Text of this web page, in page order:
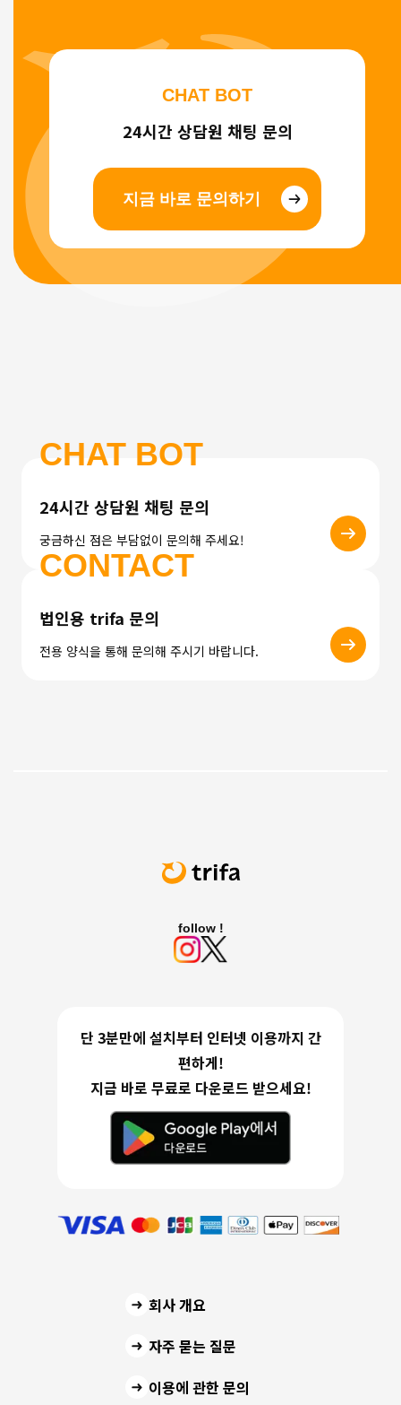
CHAT BOT
24시간 상담원 채팅 문의
지금 바로 문의하기
CHAT BOT
24시간 상담원 채팅 문의
궁금하신 점은 부담없이 문의해 주세요!
CONTACT
법인용 trifa 문의
전용 양식을 통해 문의해 주시기 바랍니다.
follow !
단 3분만에 설치부터 인터넷 이용까지 간
편하게!
지금 바로 무료로 다운로드 받으세요!
회사 개요
자주 묻는 질문
이용에 관한 문의